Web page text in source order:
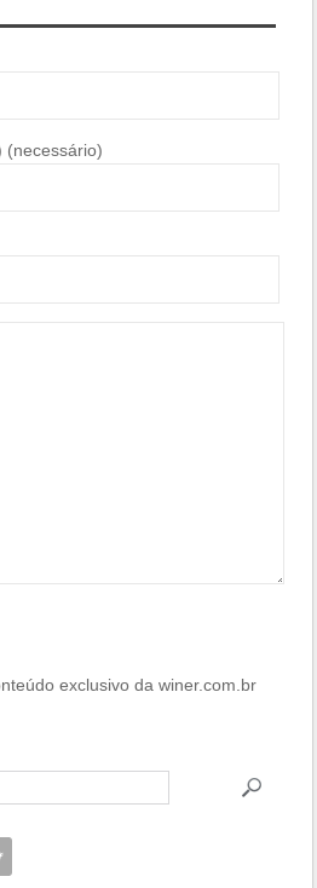
(necessário)
exclusivo da winer.com.br